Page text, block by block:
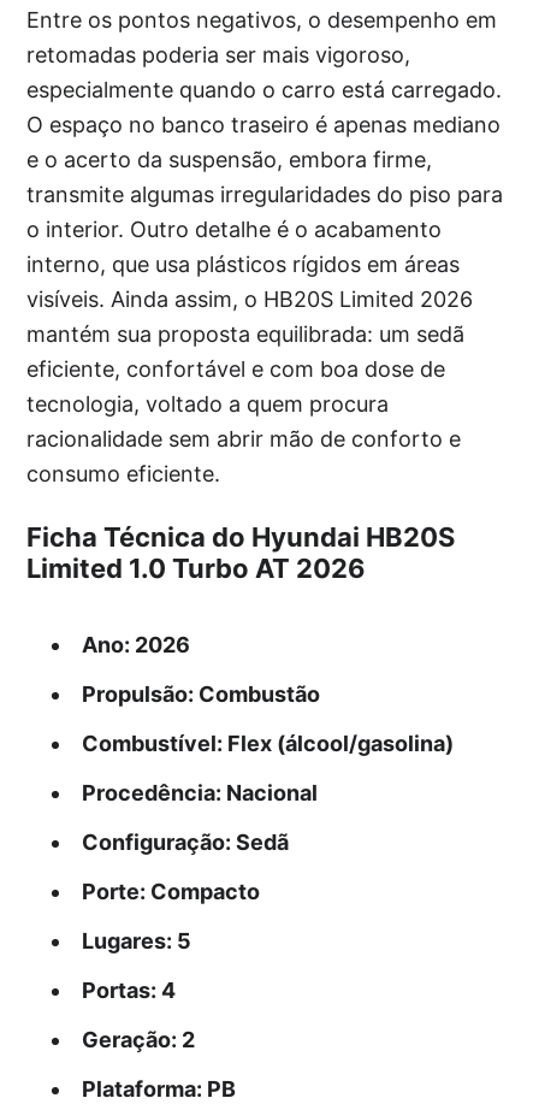
Entre os pontos negativos, o desempenho em
retomadas poderia ser mais vigoroso,
especialmente quando o carro está carregado.
O espaço no banco traseiro é apenas mediano
e o acerto da suspensão, embora firme,
transmite algumas irregularidades do piso para
o interior. Outro detalhe é o acabamento
interno, que usa plásticos rígidos em áreas
visíveis. Ainda assim, o HB20S Limited 2026
mantém sua proposta equilibrada: um sedã
eficiente, confortável e com boa dose de
tecnologia, voltado a quem procura
racionalidade sem abrir mão de conforto e
consumo eficiente.
Ficha Técnica do Hyundai HB20S
Limited 1.0 Turbo AT 2026
Ano: 2026
Propulsão: Combustão
Combustível: Flex (álcool/gasolina)
Procedência: Nacional
Configuração: Sedã
Porte: Compacto
Lugares: 5
Portas: 4
Geração: 2
Plataforma: PB